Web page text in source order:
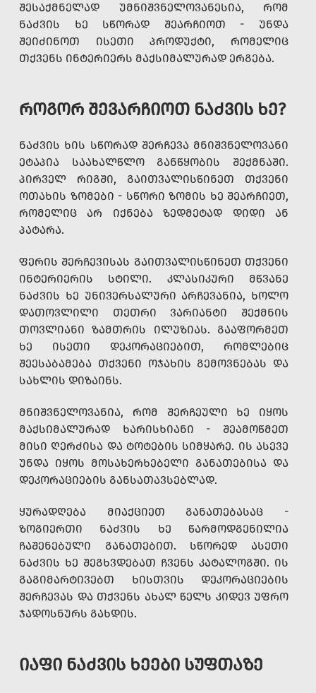
ᲨᲔᲡᲐᲥᲛᲜᲔᲚᲐᲓ ᲣᲛᲜᲘᲨᲕᲜᲔᲚᲝᲕᲐᲜᲔᲡᲘᲐ, ᲠᲝᲛ
ᲜᲐᲫᲕᲘᲡ ᲮᲔ ᲡᲬᲝᲠᲐᲓ ᲨᲔᲐᲠᲩᲘᲝᲗ - ᲣᲜᲓᲐ
ᲨᲔᲘᲫᲘᲜᲝᲗ ᲘᲡᲔᲗᲘ ᲞᲠᲝᲓᲣᲥᲢᲘ, ᲠᲝᲛᲔᲚᲘᲪ
ᲗᲥᲕᲔᲜᲡ ᲘᲜᲢᲔᲠᲘᲔᲠᲡ ᲛᲐᲥᲡᲘᲛᲐᲚᲣᲠᲐᲓ ᲔᲠᲒᲔᲑᲐ.
ᲠᲝᲒᲝᲠ ᲨᲔᲕᲐᲠᲩᲘᲝᲗ ᲜᲐᲫᲕᲘᲡ ᲮᲔ?
ᲜᲐᲫᲕᲘᲡ ᲮᲘᲡ ᲡᲬᲝᲠᲐᲓ ᲨᲔᲠᲩᲔᲕᲐ ᲛᲜᲘᲨᲕᲜᲔᲚᲝᲕᲐᲜᲘ
ᲔᲢᲐᲞᲘᲐ ᲡᲐᲐᲮᲐᲚᲬᲚᲝ ᲒᲐᲜᲬᲧᲝᲑᲘᲡ ᲨᲔᲥᲛᲜᲐᲨᲘ.
ᲞᲘᲠᲕᲔᲚ ᲠᲘᲒᲨᲘ, ᲒᲐᲘᲗᲕᲐᲚᲘᲡᲬᲘᲜᲔᲗ ᲗᲥᲕᲔᲜᲘ
ᲝᲗᲐᲮᲘᲡ ᲖᲝᲛᲔᲑᲘ - ᲡᲬᲝᲠᲘ ᲖᲝᲛᲘᲡ ᲮᲔ ᲨᲔᲐᲠᲩᲘᲔᲗ,
ᲠᲝᲛᲔᲚᲘᲪ ᲐᲠ ᲘᲥᲜᲔᲑᲐ ᲖᲔᲓᲛᲔᲢᲐᲓ ᲓᲘᲓᲘ ᲐᲜ
ᲞᲐᲢᲐᲠᲐ.
ᲤᲔᲠᲘᲡ ᲨᲔᲠᲩᲔᲕᲘᲡᲐᲡ ᲒᲐᲘᲗᲕᲐᲚᲘᲡᲬᲘᲜᲔᲗ ᲗᲥᲕᲔᲜᲘ
ᲘᲜᲢᲔᲠᲘᲔᲠᲘᲡ ᲡᲢᲘᲚᲘ. ᲙᲚᲐᲡᲘᲙᲣᲠᲘ ᲛᲬᲕᲐᲜᲔ
ᲜᲐᲫᲕᲘᲡ ᲮᲔ ᲣᲜᲘᲕᲔᲠᲡᲐᲚᲣᲠᲘ ᲐᲠᲩᲔᲕᲐᲜᲘᲐ, ᲮᲝᲚᲝ
ᲓᲐᲗᲝᲕᲚᲘᲚᲘ ᲗᲔᲗᲠᲘ ᲕᲐᲠᲘᲐᲜᲢᲘ ᲨᲔᲥᲛᲜᲘᲡ
ᲗᲝᲕᲚᲘᲐᲜᲘ ᲖᲐᲛᲗᲠᲘᲡ ᲘᲚᲣᲖᲘᲐᲡ. ᲒᲐᲐᲤᲝᲠᲛᲔᲗ
ᲮᲔ ᲘᲡᲔᲗᲘ ᲓᲔᲙᲝᲠᲐᲪᲘᲔᲑᲘᲗ, ᲠᲝᲛᲚᲔᲑᲘᲪ
ᲨᲔᲔᲡᲐᲑᲐᲛᲔᲑᲐ ᲗᲥᲕᲔᲜᲘ ᲝᲯᲐᲮᲘᲡ ᲒᲔᲛᲝᲕᲜᲔᲑᲐᲡ ᲓᲐ
ᲡᲐᲮᲚᲘᲡ ᲓᲘᲖᲐᲘᲜᲡ.
ᲛᲜᲘᲨᲕᲜᲔᲚᲝᲕᲐᲜᲘᲐ, ᲠᲝᲛ ᲨᲔᲠᲩᲔᲣᲚᲘ ᲮᲔ ᲘᲧᲝᲡ
ᲛᲐᲥᲡᲘᲛᲐᲚᲣᲠᲐᲓ ᲮᲐᲠᲘᲡᲮᲘᲐᲜᲘ - ᲨᲔᲐᲛᲝᲬᲛᲔᲗ
ᲛᲘᲡᲘ ᲦᲔᲠᲫᲘᲡᲐ ᲓᲐ ᲢᲝᲢᲔᲑᲘᲡ ᲡᲘᲛᲧᲐᲠᲔ. ᲘᲡ ᲐᲡᲔᲕᲔ
ᲣᲜᲓᲐ ᲘᲧᲝᲡ ᲛᲝᲡᲐᲮᲔᲠᲮᲔᲑᲔᲚᲘ ᲒᲐᲜᲐᲗᲔᲑᲘᲡᲐ ᲓᲐ
ᲓᲔᲙᲝᲠᲐᲪᲘᲔᲑᲘᲡ ᲒᲐᲜᲡᲐᲗᲐᲕᲡᲔᲑᲚᲐᲓ.
ᲧᲣᲠᲐᲓᲦᲔᲑᲐ ᲛᲘᲐᲥᲪᲘᲔᲗ ᲒᲐᲜᲐᲗᲔᲑᲐᲡᲐᲪ -
ᲖᲝᲒᲘᲔᲠᲗᲘ ᲜᲐᲫᲕᲘᲡ ᲮᲔ ᲬᲐᲠᲛᲝᲓᲒᲔᲜᲘᲚᲘᲐ
ᲩᲐᲨᲔᲜᲔᲑᲣᲚᲘ ᲒᲐᲜᲐᲗᲔᲑᲘᲗ. ᲡᲬᲝᲠᲔᲓ ᲐᲡᲔᲗᲘ
ᲜᲐᲫᲕᲘᲡ ᲮᲔ ᲨᲔᲒᲮᲕᲓᲔᲑᲐᲗ ᲩᲕᲔᲜᲡ ᲙᲐᲢᲐᲚᲝᲒᲨᲘ. ᲘᲡ
ᲒᲐᲒᲘᲛᲐᲠᲢᲘᲕᲔᲑᲗ ᲮᲘᲡᲗᲕᲘᲡ ᲓᲔᲙᲝᲠᲐᲪᲘᲔᲑᲘᲡ
ᲨᲔᲠᲩᲔᲕᲐᲡ ᲓᲐ ᲗᲥᲕᲔᲜᲡ ᲐᲮᲐᲚ ᲬᲔᲚᲡ ᲙᲘᲓᲔᲕ ᲣᲤᲠᲝ
ᲯᲐᲓᲝᲡᲜᲣᲠᲡ ᲒᲐᲮᲓᲘᲡ.
ᲘᲐᲤᲘ ᲜᲐᲫᲕᲘᲡ ᲮᲔᲔᲑᲘ ᲡᲣᲤᲗᲐᲖᲔ